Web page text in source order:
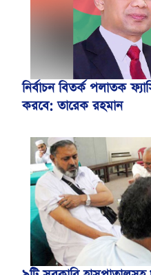
নির্বাচন বিতর্ক পলাতক
করবে: তারেক রহমান